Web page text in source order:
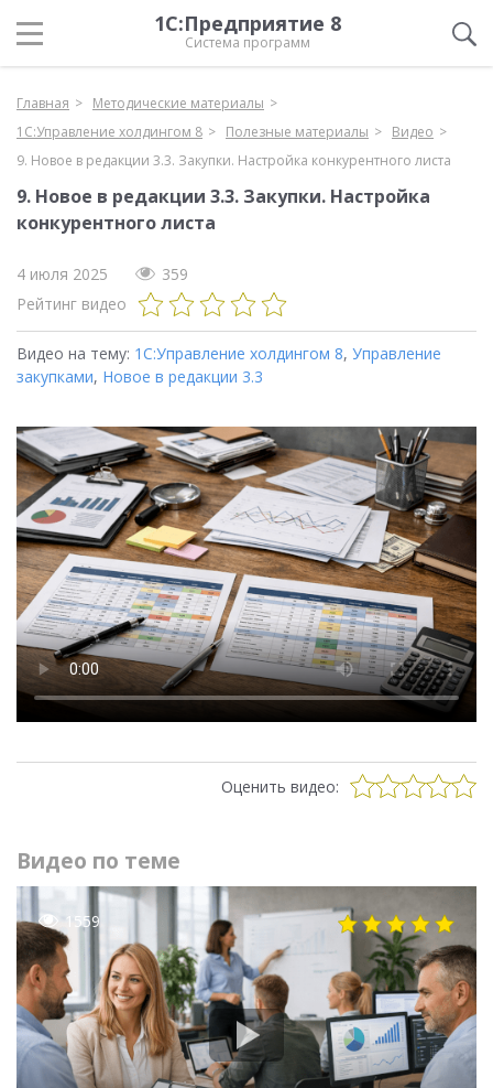
1С:Предприятие 8
Система программ
Главная
Методические материалы
1С:Управление холдингом 8
Полезные материалы
Видео
9. Новое в редакции 3.3. Закупки. Настройка конкурентного листа
9. Новое в редакции 3.3. Закупки. Настройка
конкурентного листа
4 июля 2025
359
Рейтинг видео
Видео на тему: 1С:Управление холдингом 8, Управление
закупками, Новое в редакции 3.3
Оценить видео:
Видео по теме
1559